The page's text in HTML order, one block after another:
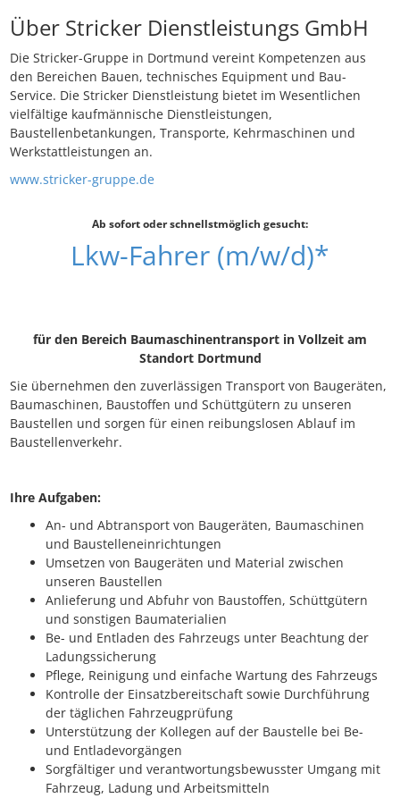
Über Stricker Dienstleistungs GmbH
Die Stricker-Gruppe in Dortmund vereint Kompetenzen aus
den Bereichen Bauen, technisches Equipment und Bau-
Service. Die Stricker Dienstleistung bietet im Wesentlichen
vielfältige kaufmännische Dienstleistungen,
Baustellenbetankungen, Transporte, Kehrmaschinen und
Werkstattleistungen an.
www.stricker-gruppe.de
Ab sofort oder schnellstmöglich gesucht:
Lkw-Fahrer (m/w/d)*
für den Bereich Baumaschinentransport in Vollzeit am
Standort Dortmund
Sie übernehmen den zuverlässigen Transport von Baugeräten,
Baumaschinen, Baustoffen und Schüttgütern zu unseren
Baustellen und sorgen für einen reibungslosen Ablauf im
Baustellenverkehr.
Ihre Aufgaben:
An- und Abtransport von Baugeräten, Baumaschinen
und Baustelleneinrichtungen
Umsetzen von Baugeräten und Material zwischen
unseren Baustellen
Anlieferung und Abfuhr von Baustoffen, Schüttgütern
und sonstigen Baumaterialien
Be- und Entladen des Fahrzeugs unter Beachtung der
Ladungssicherung
Pflege, Reinigung und einfache Wartung des Fahrzeugs
Kontrolle der Einsatzbereitschaft sowie Durchführung
der täglichen Fahrzeugprüfung
Unterstützung der Kollegen auf der Baustelle bei Be-
und Entladevorgängen
Sorgfältiger und verantwortungsbewusster Umgang mit
Fahrzeug, Ladung und Arbeitsmitteln